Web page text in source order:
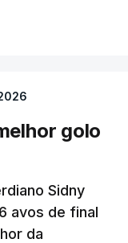
golo
Sidny
avos de final
da